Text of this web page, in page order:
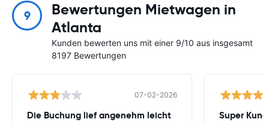
9
Bewertungen Mietwagen in
Atlanta
Kunden bewerten uns mit einer 9/10 aus insgesamt
8197 Bewertungen
07-02-2026
Die Buchung lief angenehm leicht